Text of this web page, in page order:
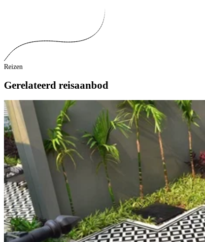
Reizen
Gerelateerd reisaanbod